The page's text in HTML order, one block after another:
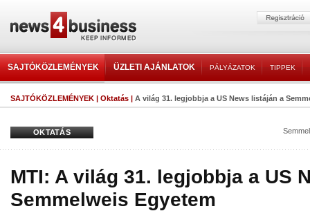
SAJTÓKÖZLEMÉNYEK ÜZLETI AJÁNLATOK PÁLYÁZATOK TIPPEK
SAJTÓKÖZLEMÉNYEK | Oktatás | A világ 31. legjobbja a US News listáján a
OKTATÁS
MTI: A világ 31. legjobbja a US
Semmelweis Egyetem